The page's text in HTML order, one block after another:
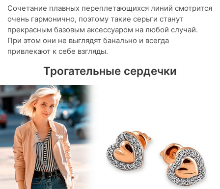
Сочетание плавных переплетающихся линий смотрится
очень гармонично, поэтому такие серьги станут
прекрасным базовым аксессуаром на любой случай.
При этом они не выглядят банально и всегда
привлекают к себе взгляды.
Трогательные сердечки